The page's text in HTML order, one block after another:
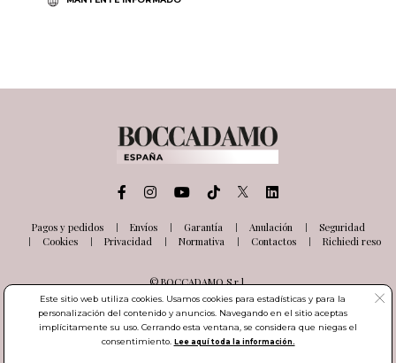
Pagos y pedidos Envíos Garantía Anulación
Seguridad
Cookies
Privacidad Normativa Contactos Richiedi reso
© BOCCADAMO S.r.l.
Via delle Industrie, 26
03100 Frosinone (FR) Italia
Número de IVA IT01985000601
Este sitio web utiliza cookies. Usamos cookies para estadísticas y para la
personalización del contenido y anuncios. Navegando en el sitio aceptas
implícitamente su uso. Cerrando esta ventana, se considera que niegas el
consentimiento. Lee aquí toda la información.